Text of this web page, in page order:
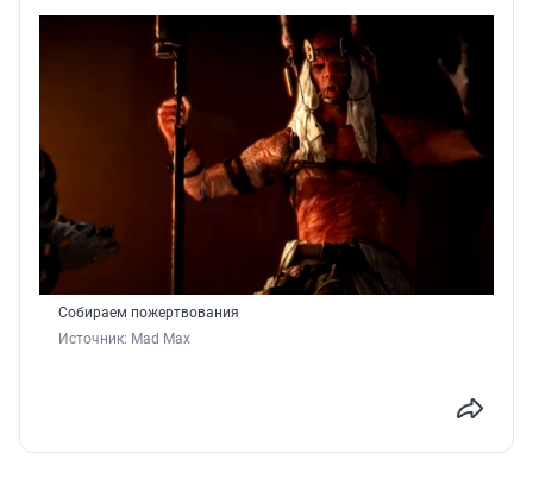
Собираем пожертвования
Источник: Mad Max